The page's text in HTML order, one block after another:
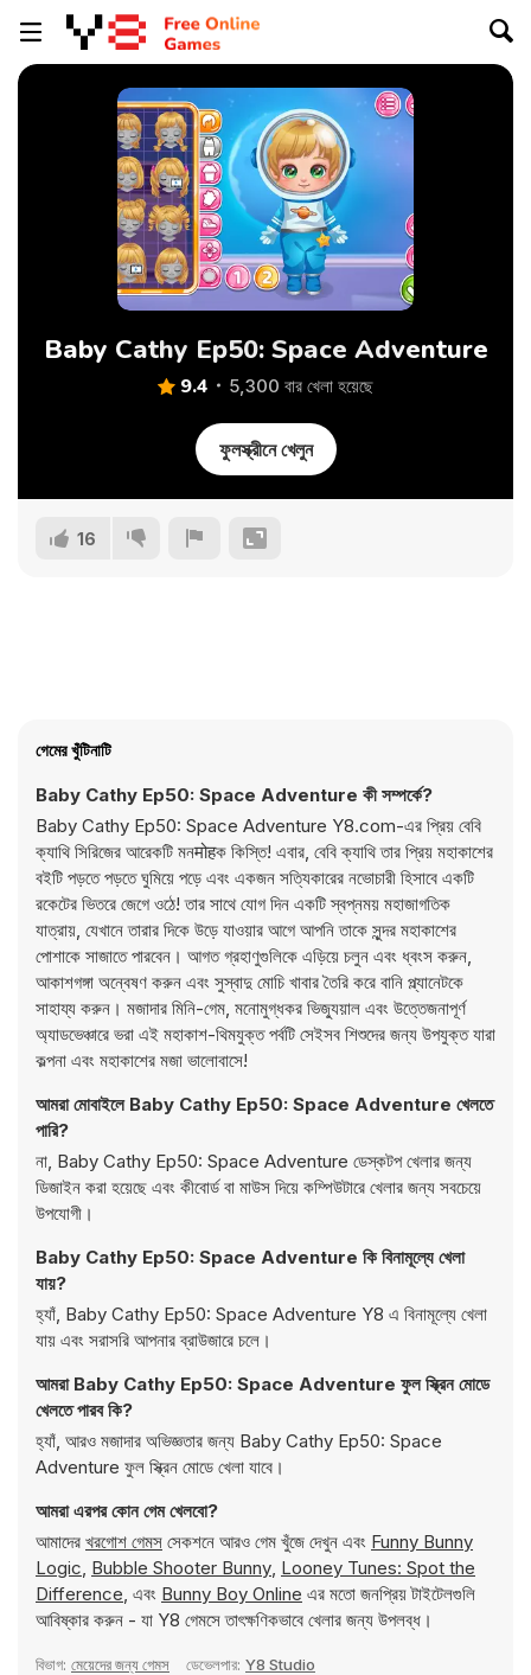
Baby Cathy Ep50: Space Adventure
9.4 5,300 বার খেলা হয়েছে
ফুলস্ক্রীনে খেলুন
16
গেমের খুঁটিনাটি
Baby Cathy Ep50: Space Adventure কী সম্পর্কে?
Baby Cathy Ep50: Space Adventure Y8.com-এর প্রিয় বেবি
ক্যাথি সিরিজের আরেকটি মনमोहক কিস্তি! এবার, বেবি ক্যাথি তার প্রিয় মহাকাশের
বইটি পড়তে পড়তে ঘুমিয়ে পড়ে এবং একজন সত্যিকারের নভোচারী হিসাবে একটি
রকেটের ভিতরে জেগে ওঠে! তার সাথে যোগ দিন একটি স্বপ্নময় মহাজাগতিক
যাত্রায়, যেখানে তারার দিকে উড়ে যাওয়ার আগে আপনি তাকে সুন্দর মহাকাশের
পোশাকে সাজাতে পারবেন। আগত গ্রহাণুগুলিকে এড়িয়ে চলুন এবং ধ্বংস করুন,
আকাশগঙ্গা অন্বেষণ করুন এবং সুস্বাদু মোচি খাবার তৈরি করে বানি প্ল্যানেটকে
সাহায্য করুন। মজাদার মিনি-গেম, মনোমুগ্ধকর ভিজ্যুয়াল এবং উত্তেজনাপূর্ণ
অ্যাডভেঞ্চারে ভরা এই মহাকাশ-থিমযুক্ত পর্বটি সেইসব শিশুদের জন্য উপযুক্ত যারা
কল্পনা এবং মহাকাশের মজা ভালোবাসে!
আমরা মোবাইলে Baby Cathy Ep50: Space Adventure খেলতে
পারি?
না, Baby Cathy Ep50: Space Adventure ডেস্কটপ খেলার জন্য
ডিজাইন করা হয়েছে এবং কীবোর্ড বা মাউস দিয়ে কম্পিউটারে খেলার জন্য সবচেয়ে
উপযোগী।
Baby Cathy Ep50: Space Adventure কি বিনামূল্যে খেলা
যায়?
হ্যাঁ, Baby Cathy Ep50: Space Adventure Y8 এ বিনামূল্যে খেলা
যায় এবং সরাসরি আপনার ব্রাউজারে চলে।
আমরা Baby Cathy Ep50: Space Adventure ফুল স্ক্রিন মোডে
খেলতে পারব কি?
হ্যাঁ, আরও মজাদার অভিজ্ঞতার জন্য Baby Cathy Ep50: Space
Adventure ফুল স্ক্রিন মোডে খেলা যাবে।
আমরা এরপর কোন গেম খেলবো?
আমাদের খরগোশ গেমস সেকশনে আরও গেম খুঁজে দেখুন এবং Funny Bunny
Logic, Bubble Shooter Bunny, Looney Tunes: Spot the
Difference, এবং Bunny Boy Online এর মতো জনপ্রিয় টাইটেলগুলি
আবিষ্কার করুন - যা Y8 গেমসে তাৎক্ষণিকভাবে খেলার জন্য উপলব্ধ।
বিভাগ: মেয়েদের জন্য গেমস ডেভেলপার: Y8 Studio